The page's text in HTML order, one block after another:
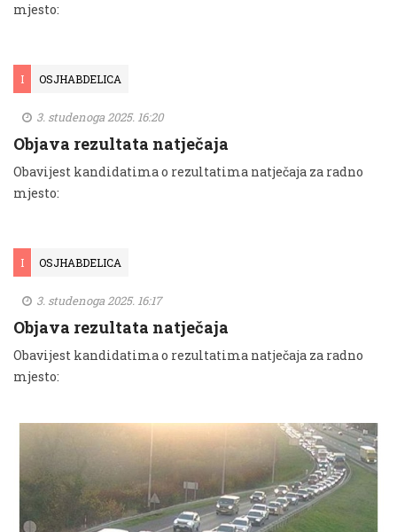
mjesto:
I OSJHABDELICA
3. studenoga 2025. 16:20
Objava rezultata natječaja
Obavijest kandidatima o rezultatima natječaja za radno
mjesto:
I OSJHABDELICA
3. studenoga 2025. 16:17
Objava rezultata natječaja
Obavijest kandidatima o rezultatima natječaja za radno
mjesto: